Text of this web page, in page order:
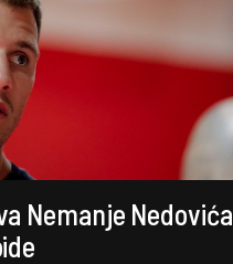
Nemanje Nedovića